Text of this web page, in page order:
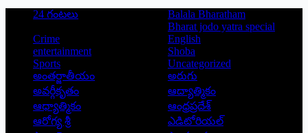
24 గంటలు
Balala Bharatham
Bharat jodo yatra special
Crime
English
entertainment
Shoba
Sports
Uncategorized
అంతర్జాతీయం
అరుగు
అవర్గీకృతం
ఆద్యాత్మికం
ఆధ్యాత్మికం
ఆంధ్రప్రదేశ్
ఆరోగ్య శ్రీ
ఎడిటోరియల్